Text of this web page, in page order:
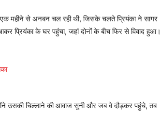
एक महीने से अनबन चल रही थी, जिसके चलते प्रियंका ने सागर
प्रियंका के घर पहुंचा, जहां दोनों के बीच फिर से विवाद हुआ।
उसकी चिल्लाने की आवाज सुनी और जब वे दौड़कर पहुंचे, तब